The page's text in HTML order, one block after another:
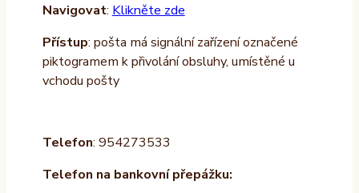
Navigovat: Klikněte zde
Přístup: pošta má signální zařízení označené
piktogramem k přivolání obsluhy, umístěné u
vchodu pošty
Telefon: 954273533
Telefon na bankovní přepážku: